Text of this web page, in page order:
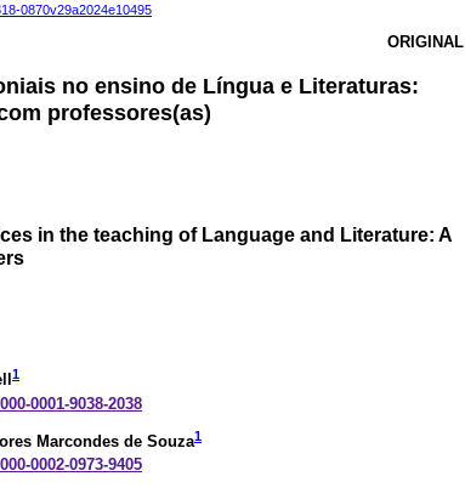
0870v29a2024e10495
ORIGINAL
no ensino de Língua e Literaturas:
professores(as)
in the teaching of Language and Literature: A
1
0001-9038-2038
Marcondes de Souza1
0002-0973-9405